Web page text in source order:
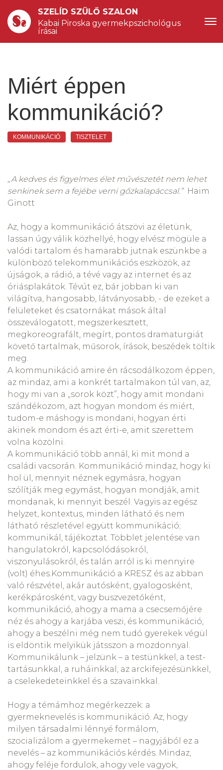
SZELÍD SZÜLŐ SZALON
Kabai Piroska gyermekpszichológus
írásai
Miért éppen
kommunikáció?
KOMMUNIKÁCIÓ TISZTELET
„A kedves és figyelmes élet művészetét nem lehet
senkinek sem a fejébe verni gőzkalapáccsal.” Haim
Ginott
Az, hogy a kommunikáció átszövi az életünk,
lassan úgy válik közhellyé, hogy elvész mögüle a
valódi tartalom és hamarabb jutnak eszünkbe a
különböző telekommunikációs eszközök, az
újságok, a rádió, a tévé vagy az internet és az
óriásplakátok. Tévút ez, bár jobban ki van
világítva, hangosabb, látványosabb, - de ezeket a
felületeket és csatornákat mások által
összeválogatott, megszerkesztett,
megkoreografált, megírt, pontos dramaturgiát
követő tartalmak, műsorok, írások, beszédek töltik
meg.
A kommunikáció amire én rácsodálkozom éppen,
az mindaz, ami a konkrét tartalmakon túl van, az,
hogy mi van a „sorok közt”, hogy amit mondani
szándékozom, azt hogyan mondom és miért,
tudom-e máshogy is mondani, hogyan érti
akinek mondom és azt érti-e, amit szerettem
volna közölni.
A kommunikáció több annál, ki mit mond a
családi vacsorán. Kommunikáció mindaz, hogy ki
hol ül, mennyit néznek egymásra, hogyan
szólítják meg egymást, hogyan mondják, amit
mondanak, ki mennyit beszél. Vagyis az egész
helyzet, kontextus, minden látható és nem
látható részletével együtt kommunikáció;
kommunikál, tájékoztat. Többlet jelentése van
hangulatokról, kapcsolódásokról,
viszonyulásokról, és talán arról is ki mennyire
(volt) éhes.Kommunikáció a KRESZ és az abban
való részvétel, akár autósként, gyalogosként,
kerékpárosként, vagy buszvezetőként,
kommunikáció, ahogy a mama a csecsemőjére
néz és ahogy a karjába veszi, és kommunikáció,
ahogy a beszélni még nem tudó gyerekek végül
is eldöntik melyikük játsszon a mozdonnyal.
Kommunikálunk – jelzünk – a testünkkel, a test-
tartásunkkal, a ruháinkkal, az arckifejezésünkkel,
a cselekedeteinkkel és a szavainkkal.
Hogy a témámhoz megérkezzek: a
gyermeknevelés is kommunikáció. Az, hogy
milyen társadalmi lénnyé formálom,
szocializálom a gyermekemet – nagyjából ez a
nevelés – az kommunikációs kérdés. Mindaz,
ahogy feléje fordulok, ahogy vele vagyok,